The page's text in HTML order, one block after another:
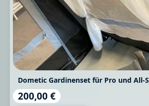
Dometic Gardinenset für Pro und All-
Regulärer Preis:
200,00 €